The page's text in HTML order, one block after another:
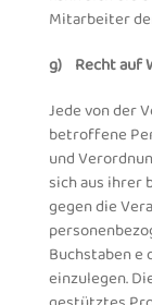
Mitarbeiter
g) Recht auf
Jede von der
betroffene
und
sich aus ihrer
gegen die
Buchstaben e
einzulegen.